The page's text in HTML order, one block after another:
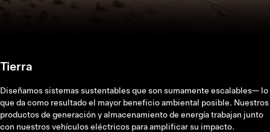
Diseñamos sistemas sustentables que son sumamente escalables— lo
que da como resultado el mayor beneficio ambiental posible. Nuestros
productos de generación y almacenamiento de energía trabajan junto
con nuestros vehículos eléctricos para amplificar su impacto.
Tierra